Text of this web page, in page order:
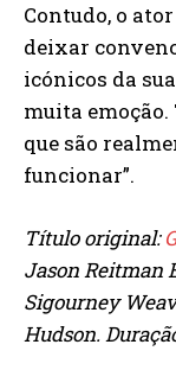
Contudo, o
deixar
icónicos da
muita
que são
funcionar”.
Título original:
Jason Reitman
Sigourney
Hudson.